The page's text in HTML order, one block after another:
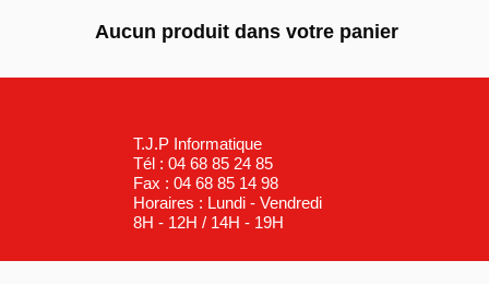
Aucun produit dans votre panier
T.J.P Informatique
Tél : 04 68 85 24 85
Fax : 04 68 85 14 98
Horaires : Lundi - Vendredi
8H - 12H / 14H - 19H